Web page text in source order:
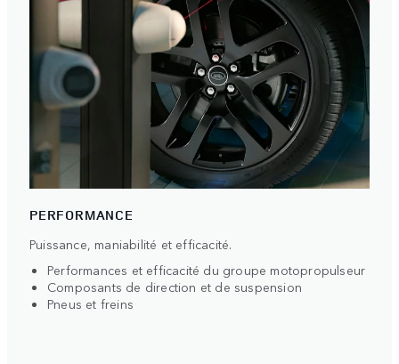
PERFORMANCE
Puissance, maniabilité et efficacité.
Performances et efficacité du groupe motopropulseur
Composants de direction et de suspension
Pneus et freins